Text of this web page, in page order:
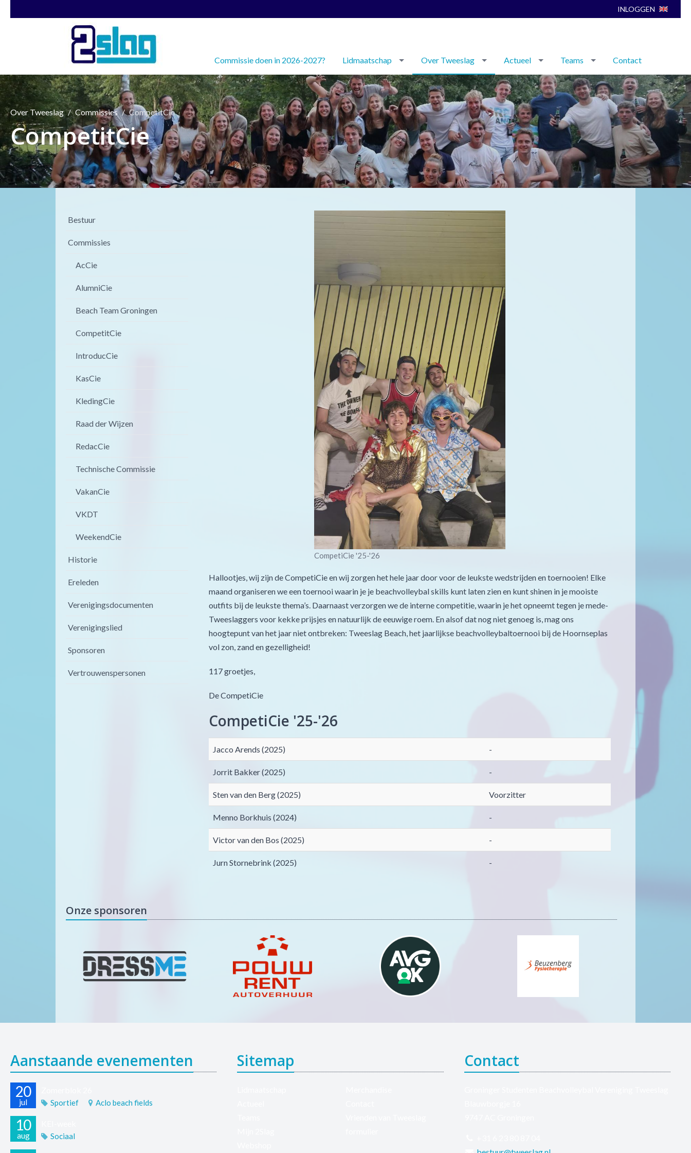
INLOGGEN
Commissie doen in 2026-2027? Lidmaatschap Over Tweeslag Actueel Teams Contact
Over Tweeslag Commissies CompetitCie
CompetitCie
Bestuur
Commissies
AcCie
AlumniCie
Beach Team Groningen
CompetitCie
IntroducCie
KasCie
KledingCie
Raad der Wijzen
RedacCie
Technische Commissie
VakanCie
VKDT
WeekendCie
Historie
Ereleden
Verenigingsdocumenten
Verenigingslied
Sponsoren
Vertrouwenspersonen
CompetiCie '25-'26
Hallootjes, wij zijn de CompetiCie en wij zorgen het hele jaar door voor de leukste wedstrijden en toernooien! Elke
maand organiseren we een toernooi waarin je je beachvolleybal skills kunt laten zien en kunt shinen in je mooiste
outfits bij de leukste thema’s. Daarnaast verzorgen we de interne competitie, waarin je het opneemt tegen je mede-
Tweeslaggers voor kekke prijsjes en natuurlijk de eeuwige roem. En alsof dat nog niet genoeg is, mag ons
hoogtepunt van het jaar niet ontbreken: Tweeslag Beach, het jaarlijkse beachvolleybaltoernooi bij de Hoornseplas
vol zon, zand en gezelligheid!
117 groetjes,
De CompetiCie
CompetiCie '25-'26
Jacco Arends (2025) -
Jorrit Bakker (2025) -
Sten van den Berg (2025) Voorzitter
Menno Borkhuis (2024) -
Victor van den Bos (2025) -
Jurn Stornebrink (2025) -
Onze sponsoren
Aanstaande evenementen
20
jul Sportief Aclo beach fields
10
aug Sociaal
Sitemap Contact